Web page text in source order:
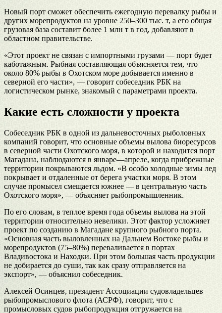
Новый порт сможет обеспечить ежегодную перевалку рыбы и
других морепродуктов на уровне 250–300 тыс. т, а его общая
грузовая база составит более 1 млн т в год, добавляют в
областном правительстве.
«Этот проект не связан с импортными грузами — порт будет
каботажным. Рыбная составляющая объясняется тем, что
около 80% рыбы в Охотском море добывается именно в
северной его части», — говорит собеседник РБК на
логистическом рынке, знакомый с параметрами проекта.
Какие есть сложности у проекта
Собеседник РБК в одной из дальневосточных рыболовных
компаний говорит, что основные объемы вылова биоресурсов
в северной части Охотского моря, в которой и находится порт
Магадана, наблюдаются в январе—апреле, когда прибрежные
территории покрываются льдом. «В особо холодные зимы лед
покрывает и отдаленные от берега участки моря. В этом
случае промысел смещается южнее — в центральную часть
Охотского моря», — объясняет рыбопромышленник.
По его словам, в теплое время года объемы вылова на этой
территории относительно невелики. Этот фактор усложняет
проект по созданию в Магадане крупного рыбного порта.
«Основная часть выловленных на Дальнем Востоке рыбы и
морепродуктов (75–80%) переваливается в портах
Владивостока и Находки. При этом большая часть продукции
не добирается до суши, так как сразу отправляется на
экспорт», — объяснил собеседник.
Алексей Осинцев, президент Ассоциации судовладельцев
рыбопромыслового флота (АСРФ), говорит, что с
промысловых судов рыбопродукция отгружается на